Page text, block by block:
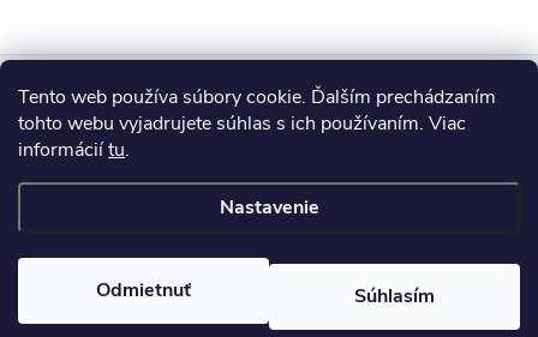
Tento web používa súbory cookie. Ďalším prechádzaním
tohto webu vyjadrujete súhlas s ich používaním. Viac
informáciítu.
Nastavenie
Odmietnuť Súhlasím
Z
á
p
ä
Blog
Informácie pre vás
. Všetky práva vyhradené.